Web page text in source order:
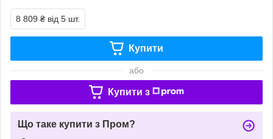
8 809 ₴ від 5 шт.
Купити
або
Купити з
Що таке купити з Пром?